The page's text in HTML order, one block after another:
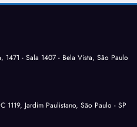
1471 - Sala 1407 - Bela Vista, São Paulo
1119, Jardim Paulistano, São Paulo - SP